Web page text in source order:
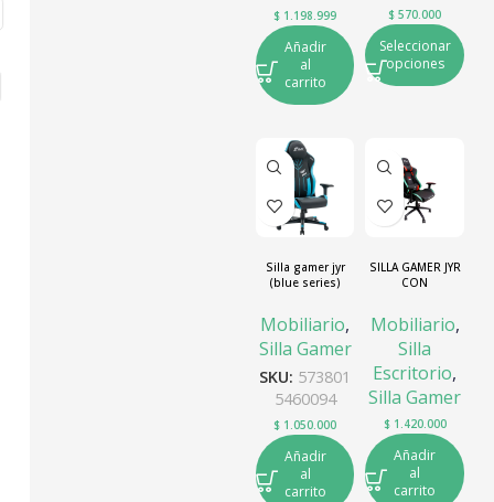
$ 1.198.999
Añadir
al
carrito
$ 570.000
Seleccionar
opciones
Silla gamer jyr
(blue series)
Mobiliario,
Silla Gamer
SKU: 573801
5460094
$ 1.050.000
Añadir
al
carrito
SILLA GAMER JYR
CON
005
Mobiliario,
Silla
Escritorio,
Silla Gamer
$1.420.000
Añadir
al
carrito